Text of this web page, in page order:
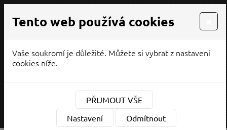
PRODEJ / SERVIS
Měna:(CZK)
MENU
Tento web používá cookies
Vaše soukromí je důležité. Můžete si vybrat z nastavení
cookies níže.
PŘIJMOUT VŠE
Nastavení
Odmítnout